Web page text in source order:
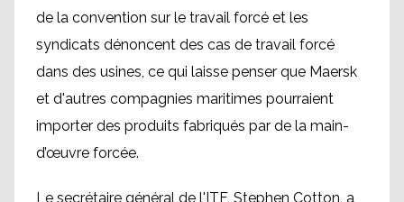
de la convention sur le travail forcé et les
syndicats dénoncent des cas de travail forcé
dans des usines, ce qui laisse penser que Maersk
et d'autres compagnies maritimes pourraient
importer des produits fabriqués par de la main-
d’œuvre forcée.
Le secrétaire général de l'ITF, Stephen Cotton, a